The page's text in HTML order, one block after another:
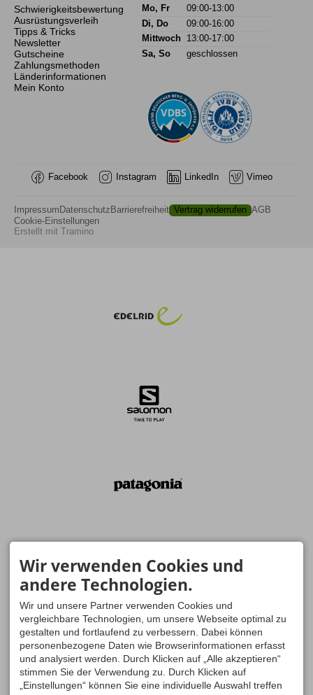
12. Reiserücktritt
13. Restrisiko
info@mountain-spirit.de
Schwierigkeitsbewertung
Ausrüstungsverleih
Tipps & Tricks
Newsletter
Gutscheine
Zahlungsmethoden
Länderinformationen
Mein Konto
Mo, Fr
09:00-13:00
Di, Do
09:00-16:00
Mittwoch
13:00-17:00
Sa, So
geschlossen
Impressum Datenschutz Barrierefreiheit Vertrag widerrufen AGB
Cookie-Einstellungen
Facebook Instagram LinkedIn Vimeo
Erstellt mit Tramino
Wir verwenden Cookies und
andere Technologien.
Wir und unsere Partner verwenden Cookies und
vergleichbare Technologien, um unsere Webseite optimal zu
gestalten und fortlaufend zu verbessern. Dabei können
personenbezogene Daten wie Browserinformationen erfasst
und analysiert werden. Durch Klicken auf „Alle akzeptieren“
stimmen Sie der Verwendung zu. Durch Klicken auf
„Einstellungen“ können Sie eine individuelle Auswahl treffen